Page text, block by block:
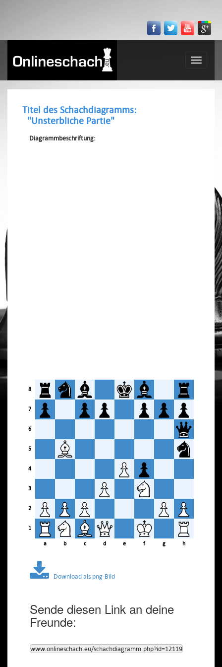
Toggle
Titel des Schachdiagramms:
"Unsterbliche Partie"
Diagrammbeschriftung:
8
7
6
5
4
3
2
1
a b c d e f g h
Download als png-Bild
Sende diesen Link an deine
Freunde:
www.onlineschach.eu/schachdiagramm.php?id=12119